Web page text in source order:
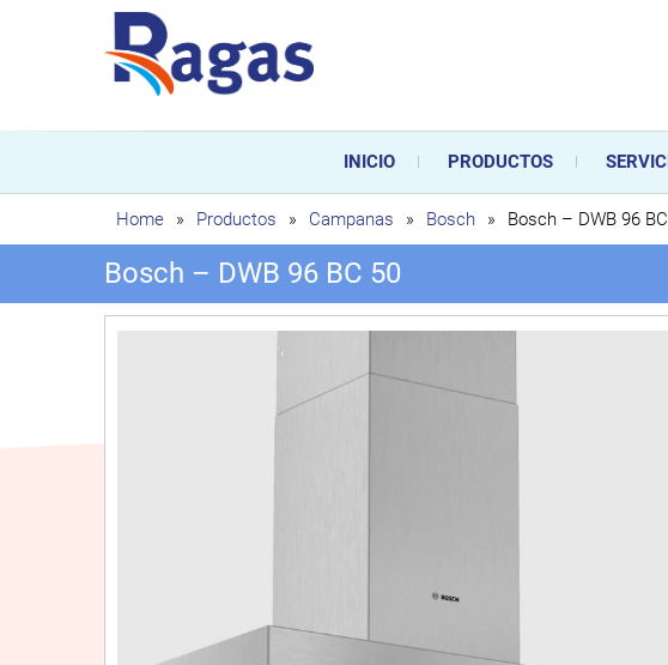
Ragas
Ragas S.L es una empresa especializada en
durante toda la vida útil de sus aparatos de
INICIO PRODUCTOS
Home » Productos » Campanas » Bosch » Bosch – DWB 96
Bosch – DWB 96 BC 50